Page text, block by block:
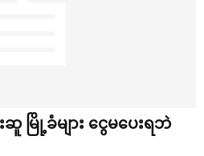
ဆူ မြို့ခံများ ‌ငွေမ‌ပေးရဘဲ